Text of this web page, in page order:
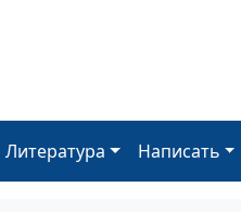
Литература Написать